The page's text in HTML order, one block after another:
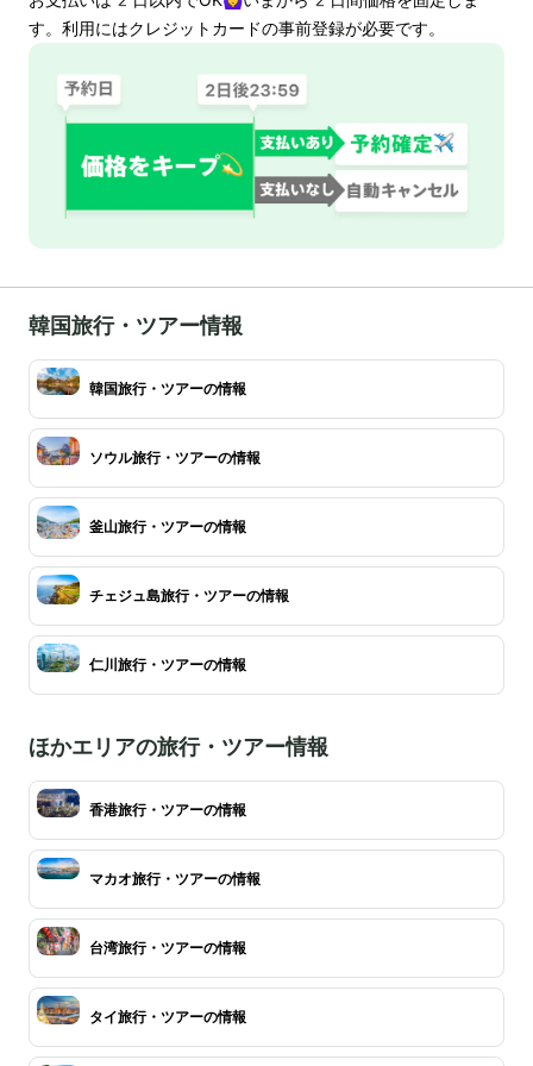
す。利用にはクレジットカードの事前登録が必要です。
韓国旅行・ツアー情報
韓国旅行・ツアーの情報
ソウル旅行・ツアーの情報
釜山旅行・ツアーの情報
チェジュ島旅行・ツアーの情報
仁川旅行・ツアーの情報
ほかエリアの旅行・ツアー情報
香港旅行・ツアーの情報
マカオ旅行・ツアーの情報
台湾旅行・ツアーの情報
タイ旅行・ツアーの情報